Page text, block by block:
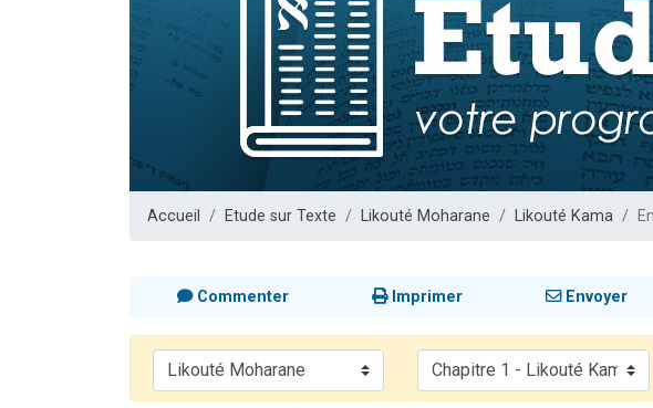
Nouvelle émission radio : Visions de
61 personnes viennent de demander
Ariel vient de donner son Maasser
Il reste 49 places pour étudier en
Eva vient de donner son Maasser
Accueil Etude sur Texte Likouté Moharane Likouté Kama
Commenter Imprimer Envoyer